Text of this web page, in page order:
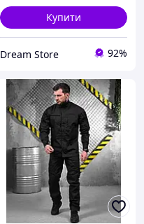
Купити
Dream Store 92%